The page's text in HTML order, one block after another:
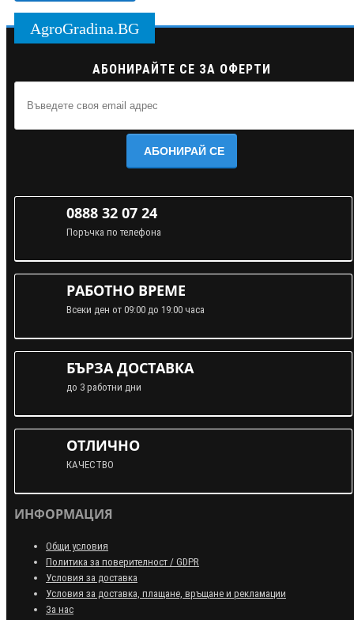
AgroGradina.BG
АБОНИРАЙТЕ СЕ ЗА ОФЕРТИ
АБОНИРАЙ СЕ
0888 32 07 24
Поръчка по телефона
РАБОТНО ВРЕМЕ
Всеки ден от 09:00 до 19:00 часа
БЪРЗА ДОСТАВКА
до 3 работни дни
ОТЛИЧНО
КАЧЕСТВО
ИНФОРМАЦИЯ
Общи условия
Политика за поверителност / GDPR
Условия за доставка
Условия за доставка, плащане, връщане и рекламации
За нас